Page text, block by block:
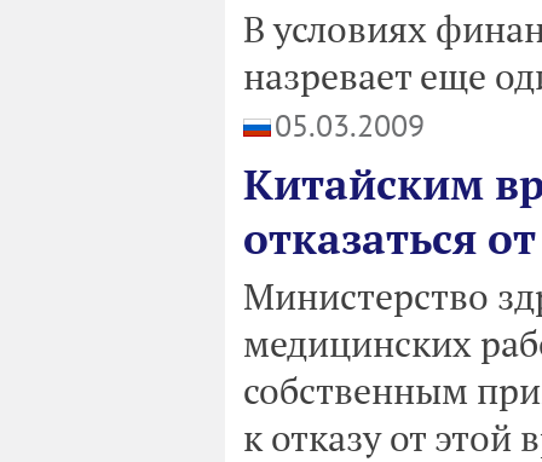
В условиях
назревает еще
05.03.2009
Китайским
отказаться
Министерство
медицинских
собственным
к отказу от